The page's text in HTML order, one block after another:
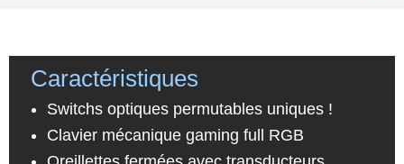
Caractéristiques
Switchs optiques permutables uniques !
Clavier mécanique gaming full RGB